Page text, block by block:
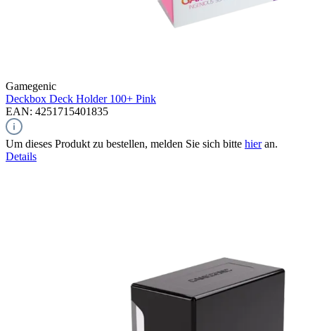
Gamegenic
Deckbox Deck Holder 100+ Pink
EAN: 4251715401835
Um dieses Produkt zu bestellen, melden Sie sich bitte hieran.
Details